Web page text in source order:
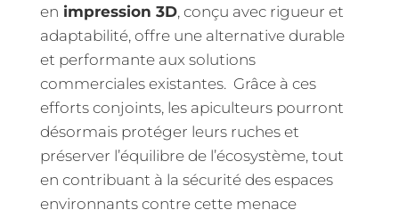
en impression 3D, conçu avec rigueur et
adaptabilité, offre une alternative durable
et performante aux solutions
commerciales existantes. Grâce à ces
efforts conjoints, les apiculteurs pourront
désormais protéger leurs ruches et
préserver l’équilibre de l’écosystème, tout
en contribuant à la sécurité des espaces
environnants contre cette menace